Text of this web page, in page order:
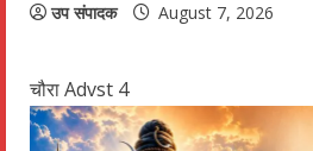
उप संपादक August 7, 2026
चौरा Advst 4